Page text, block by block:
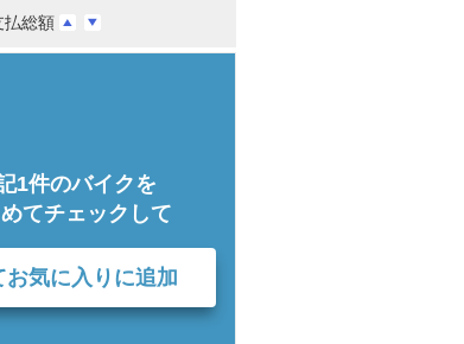
払総額
記1件のバイクを
てチェックして
お気に入りに追加